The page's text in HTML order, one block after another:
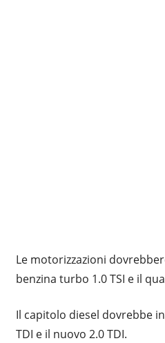
Le motorizzazioni
benzina turbo 1.0 TSI e il
Il capitolo diesel dovrebbe
TDI e il nuovo 2.0 TDI.